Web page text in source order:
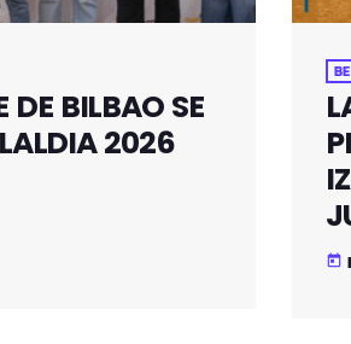
DE BILBAO SE
2026
today